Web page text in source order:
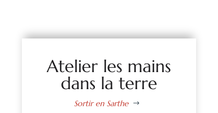
Atelier les mains
dans la terre
Sortir en Sarthe $